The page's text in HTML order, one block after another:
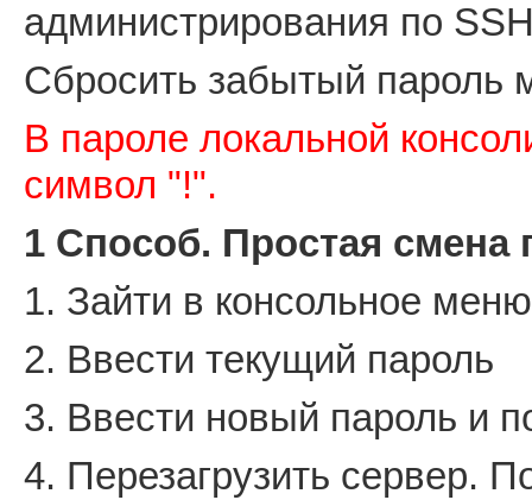
администрирования по
Сбросить забытый пароль
В пароле локальной
символ "!".
1 Способ. Простая смена
1. Зайти в консольное
2. Ввести текущий пароль
3. Ввести новый пароль и
4. Перезагрузить сервер.